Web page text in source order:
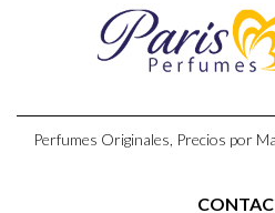
Perfumes Originales, Precios por